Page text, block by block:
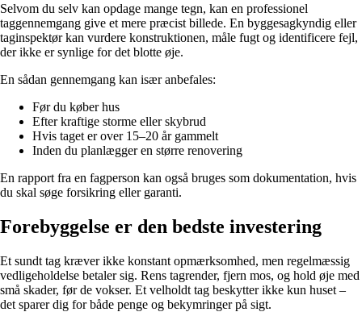
Selvom du selv kan opdage mange tegn, kan en professionel
taggennemgang give et mere præcist billede. En byggesagkyndig eller
taginspektør kan vurdere konstruktionen, måle fugt og identificere fejl,
der ikke er synlige for det blotte øje.
En sådan gennemgang kan især anbefales:
Før du køber hus
Efter kraftige storme eller skybrud
Hvis taget er over 15–20 år gammelt
Inden du planlægger en større renovering
En rapport fra en fagperson kan også bruges som dokumentation, hvis
du skal søge forsikring eller garanti.
Forebyggelse er den bedste investering
Et sundt tag kræver ikke konstant opmærksomhed, men regelmæssig
vedligeholdelse betaler sig. Rens tagrender, fjern mos, og hold øje med
små skader, før de vokser. Et velholdt tag beskytter ikke kun huset –
det sparer dig for både penge og bekymringer på sigt.